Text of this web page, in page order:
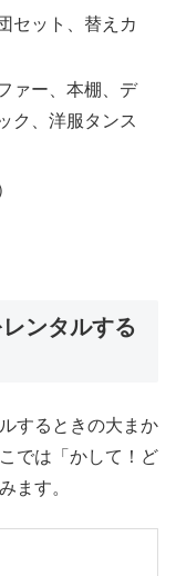
セット、替えカ
ァー、本棚、デ
ク、洋服タンス
ンタルする
するときの大まか
では「かして！ど
ます。